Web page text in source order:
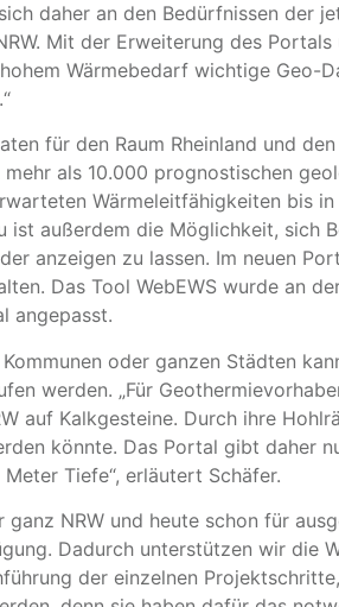
daher an den Bedürfnissen der
Mit der Erweiterung des
Wärmebedarf wichtige Geo-
für den Raum Rheinland und
als 10.000 prognostischen
Wärmeleitfähigkeiten bis
ist außerdem die Möglichkeit, sich
anzeigen zu lassen. Im neuen
Das Tool WebEWS wurde an
angepasst.
oder ganzen Städten
werden. „Für
auf Kalkgesteine. Durch ihre
könnte. Das Portal gibt daher
Tiefe“, erläutert Schäfer.
NRW und heute schon für
Dadurch unterstützen wir die
der einzelnen